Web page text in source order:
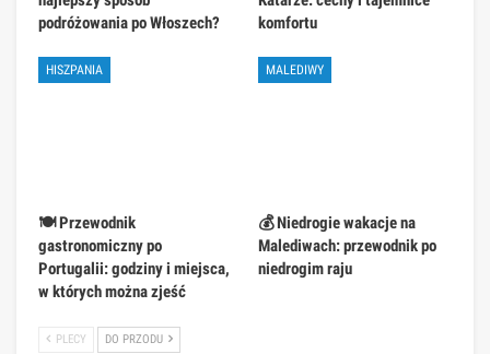
podróżowania po Włoszech?
komfortu
HISZPANIA
🍽️ Przewodnik
gastronomiczny po
Portugalii: godziny i miejsca,
w których można zjeść
MALEDIWY
💰 Niedrogie wakacje na
Malediwach: przewodnik po
niedrogim raju
PLECY DO PRZODU